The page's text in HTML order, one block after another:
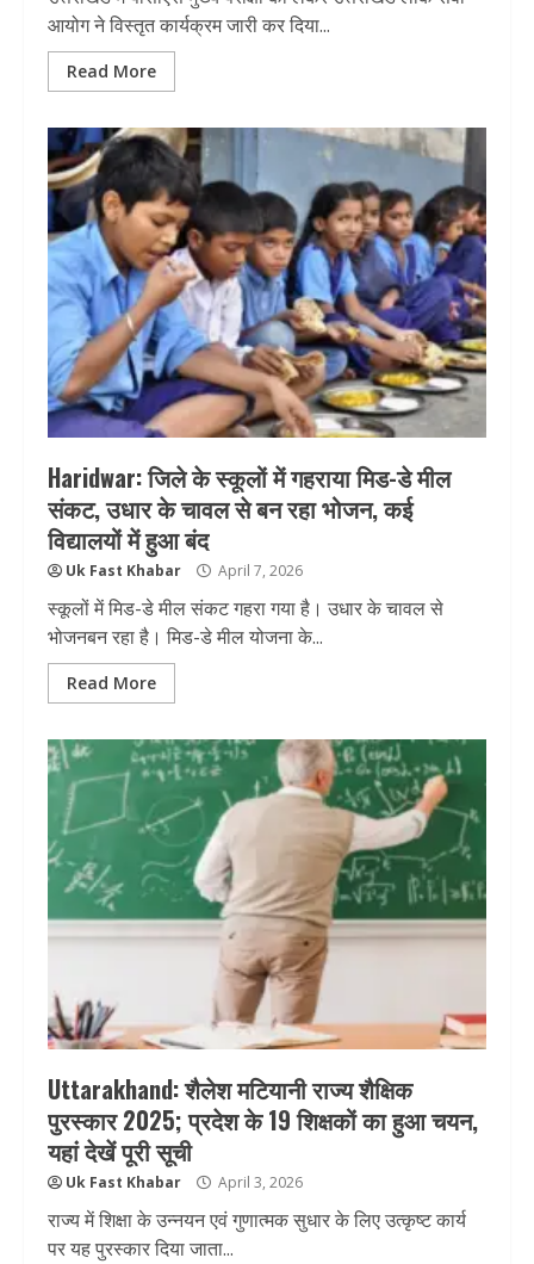
आयोग ने विस्तृत कार्यक्रम जारी कर दिया...
Read More
Haridwar: जिले के स्कूलों में गहराया मिड-डे मील
संकट, उधार के चावल से बन रहा भोजन, कई
विद्यालयों में हुआ बंद
Uk Fast Khabar April 7, 2026
स्कूलों में मिड-डे मील संकट गहरा गया है। उधार के चावल से
भोजनबन रहा है। मिड-डे मील योजना के...
Read More
Uttarakhand: शैलेश मटियानी राज्य शैक्षिक
पुरस्कार 2025; प्रदेश के 19 शिक्षकों का हुआ चयन,
यहां देखें पूरी सूची
Uk Fast Khabar April 3, 2026
राज्य में शिक्षा के उन्नयन एवं गुणात्मक सुधार के लिए उत्कृष्ट कार्य
पर यह पुरस्कार दिया जाता...